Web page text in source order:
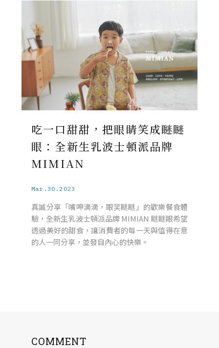
吃一口甜甜，把眼睛笑成瞇瞇
眼：全新生乳波士頓派品牌
MIMIAN
Mar.30.2023
真誠分享「嘴呷滴滴，眼笑瞇瞇」的歡樂餐食體
驗，全新生乳波士頓派品牌 MIMIAN 瞇瞇眼希望
透過美好的甜食，讓消費者的每一天與值得在意
的人一同分享，並發自內心的快樂。
COMMENT